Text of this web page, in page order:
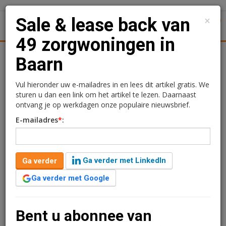
Juridisch | Fiscaal Transacties
Sale & lease back van 49
zorgwoningen in Baarn
Syntrus Achmea Real Estate & Finance heeft namens
het Achmea Dutch Health Care Property Fund (ADHCPF)
49 intramurale zorgwoningen gekocht in Lage
Lyvore, onderdeel van Zorggroep De Opbouw, die de
woningen langjarig gaat huren.
×
Sale & lease back van
49 zorgwoningen in
Baarn
Vul hieronder uw e-mailadres in en lees dit artikel gratis. We
sturen u dan een link om het artikel te lezen. Daarnaast
ontvang je op werkdagen onze populaire nieuwsbrief.
E-mailadres*:
Ga verder
Ga verder met LinkedIn
Ga verder met Google
Bent u abonnee van